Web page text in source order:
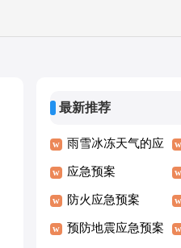
最新推荐
雨雪冰冻天气的应
急预案
应急预案
防火应急预案
预防地震应急预案